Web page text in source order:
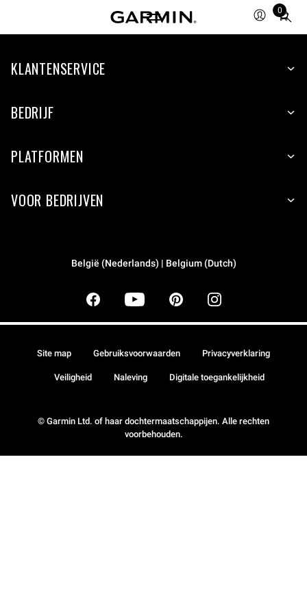
0
Total
items
cart:
KLANTENSERVICE
BEDRIJF
PLATFORMEN
VOOR BEDRIJVEN
België (Nederlands) | Belgium (Dutch)
© Garmin Ltd. of haar dochtermaatschappijen. Alle rechten
voorbehouden.
Site map Gebruiksvoorwaarden Privacyverklaring
Veiligheid Naleving Digitale toegankelijkheid